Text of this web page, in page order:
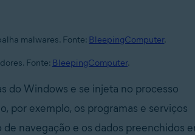
malwares. Fonte: BleepingComputer.
Fonte: BleepingComputer.
do Windows e se injeta no processo
por exemplo, os programas e serviços
navegação e os dados preenchidos